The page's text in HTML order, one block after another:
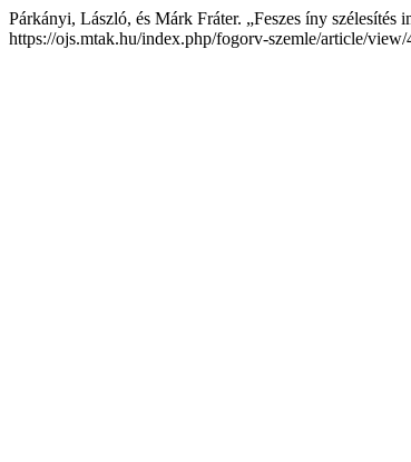
Párkányi, László, és Márk Fráter. „Feszes íny
https://ojs.mtak.hu/index.php/fogorv-szemle/article/view/